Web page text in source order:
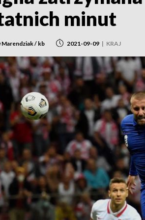
minut
Marendziak / kb 2021-09-09 | KRAJ